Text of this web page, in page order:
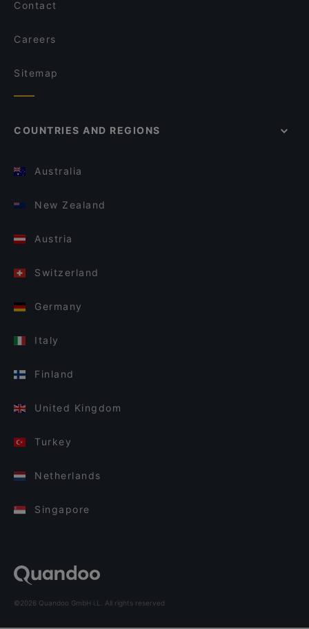
Contact
Careers
Sitemap
COUNTRIES AND REGIONS
Australia
New Zealand
Austria
Switzerland
Germany
Italy
Finland
United Kingdom
Turkey
Netherlands
Singapore
©2026 Quandoo GmbH i.L. All rights reserved